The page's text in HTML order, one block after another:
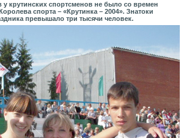
крутинских спортсменов не было со времен
спорта – «Крутинка – 2004». Знатоки
превышало три тысячи человек.